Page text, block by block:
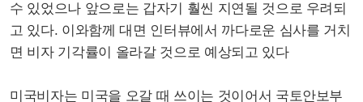
수 있었으나 앞으로는 갑자기 훨씬 지연될 것으로 우려되
고 있다. 이와함께 대면 인터뷰에서 까다로운 심사를 거치
면 비자 기각률이 올라갈 것으로 예상되고 있다
미국비자는 미국을 오갈 때 쓰이는 것이어서 국토안보부